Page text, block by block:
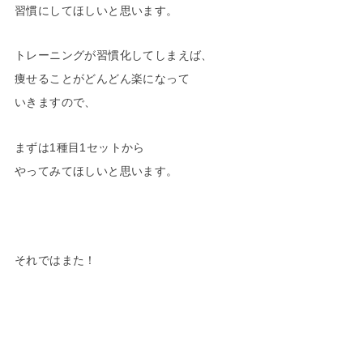
習慣にしてほしいと思います。
トレーニングが習慣化してしまえば、
痩せることがどんどん楽になって
いきますので、
まずは1種目1セットから
やってみてほしいと思います。
それではまた！